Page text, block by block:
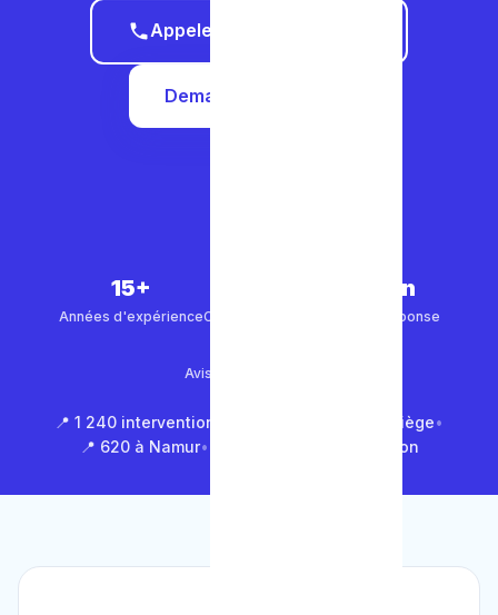
Appeler le 0465 68 51 58
Demander un devis
15+
Années d'expérienceClients satisfaits
30 min
Temps de réponse
Avis Google (500+)
📍 1 240 interventions à Bruxelles 📍 850 à Liège•
📍 620 à Namur• 📍 1 430 en Brabant Wallon